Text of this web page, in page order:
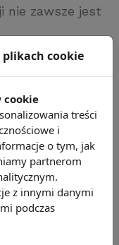
nie zawsze jest
plikach cookie
cookie
treści
i
o tym, jak
partnerom
z innymi danymi
podczas